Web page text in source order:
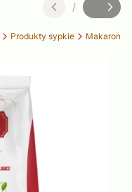
Slajd
/
z
Produkty sypkie Makaron